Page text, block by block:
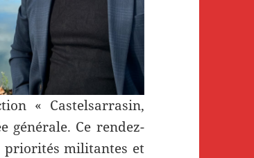
« Castelsarrasin,
générale. Ce rendez-
priorités militantes et